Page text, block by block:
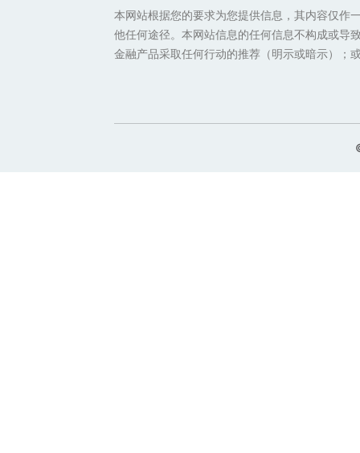
本网站根据您的要求为您提供信息，其内容仅作
他任何途径。本网站信息的任何信息不构成或导
金融产品采取任何行动的推荐（明示或暗示）；